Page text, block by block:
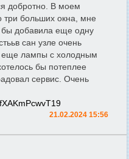
добротно. В моем
больших окна, мне
бы добавила еще одну
сан узле очень
лампы с холодным
бы потеплее
сервис. Очень
21.02.2024 15:56